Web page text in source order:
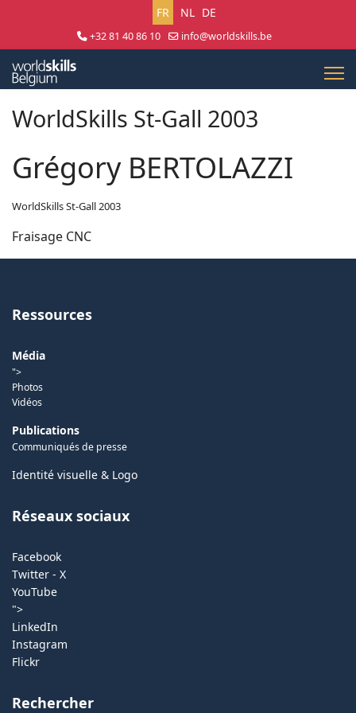
Sélectionnez votre langue
FR NL DE
+32 81 40 86 10
info@worldskills.be
WorldSkills St-Gall 2003
Grégory BERTOLAZZI
WorldSkills St-Gall 2003
Fraisage CNC
Ressources
Média
">
Photos
Vidéos
Publications
Communiqués de presse
Identité visuelle & Logo
Réseaux sociaux
Facebook
Twitter - X
YouTube
">
LinkedIn
Instagram
Flickr
Rechercher